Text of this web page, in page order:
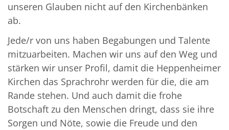
unseren Glauben nicht auf den Kirchenbänken
ab.
Jede/r von uns haben Begabungen und Talente
mitzuarbeiten. Machen wir uns auf den Weg und
stärken wir unser Profil, damit die Heppenheimer
Kirchen das Sprachrohr werden für die, die am
Rande stehen. Und auch damit die frohe
Botschaft zu den Menschen dringt, dass sie ihre
Sorgen und Nöte, sowie die Freude und den